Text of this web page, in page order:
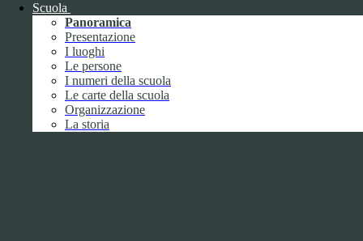
Scuola
Panoramica
Presentazione
I luoghi
Le persone
I numeri della scuola
Le carte della scuola
Organizzazione
La storia
Bandi di concorso